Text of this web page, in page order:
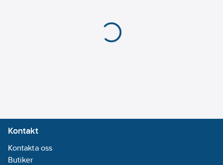
Kontakt
Kontakta oss
Butiker